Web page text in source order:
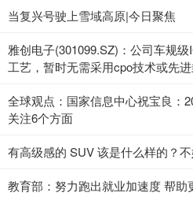
当复兴号驶上雪域高原|今日聚焦
雅创电子(301099.SZ)：公司车规
工艺，暂时无需采用cpo技术或先
全球观点：国家信息中心祝宝良：
关注6个方面
有高级感的 SUV 该是什么样的？
教育部：努力跑出就业加速度 帮助